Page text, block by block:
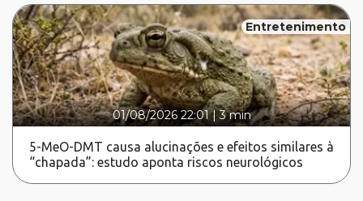
Entretenimento
01/08/2026 22:01|3 min
5-MeO-DMT causa alucinações e efeitos similares à
“chapada”: estudo aponta riscos neurológicos